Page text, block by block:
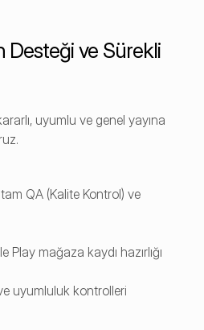
Desteği ve Sürekli
uyumlu ve genel yayına
QA (Kalite Kontrol) ve
Play mağaza kaydı hazırlığı